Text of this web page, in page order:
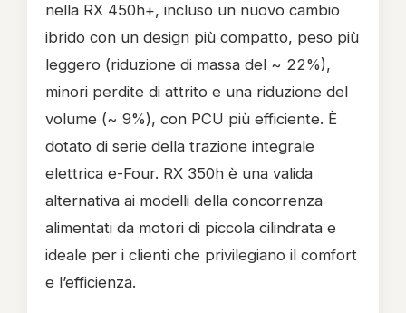
nella RX 450h+, incluso un nuovo cambio
ibrido con un design più compatto, peso più
leggero (riduzione di massa del ~ 22%),
minori perdite di attrito e una riduzione del
volume (~ 9%), con PCU più efficiente. È
dotato di serie della trazione integrale
elettrica e-Four. RX 350h è una valida
alternativa ai modelli della concorrenza
alimentati da motori di piccola cilindrata e
ideale per i clienti che privilegiano il comfort
e l’efficienza.